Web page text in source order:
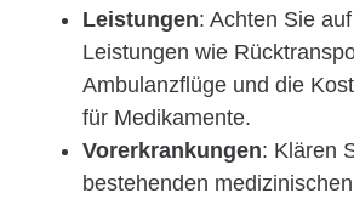
Leistungen: Achten Sie
Leistungen wie
Ambulanzflüge und die
für Medikamente.
Vorerkrankungen: Klären
bestehenden